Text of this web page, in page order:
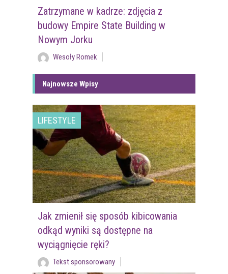
Zatrzymane w kadrze: zdjęcia z
budowy Empire State Building w
Nowym Jorku
Wesoły Romek
Najnowsze Wpisy
LIFESTYLE
Jak zmienił się sposób kibicowania
odkąd wyniki są dostępne na
wyciągnięcie ręki?
Tekst sponsorowany